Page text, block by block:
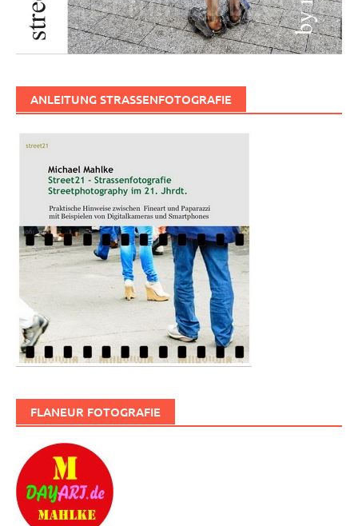
ANLEITUNG STRASSENFOTOGRAFIE
FLANEUR FOTOGRAFIE